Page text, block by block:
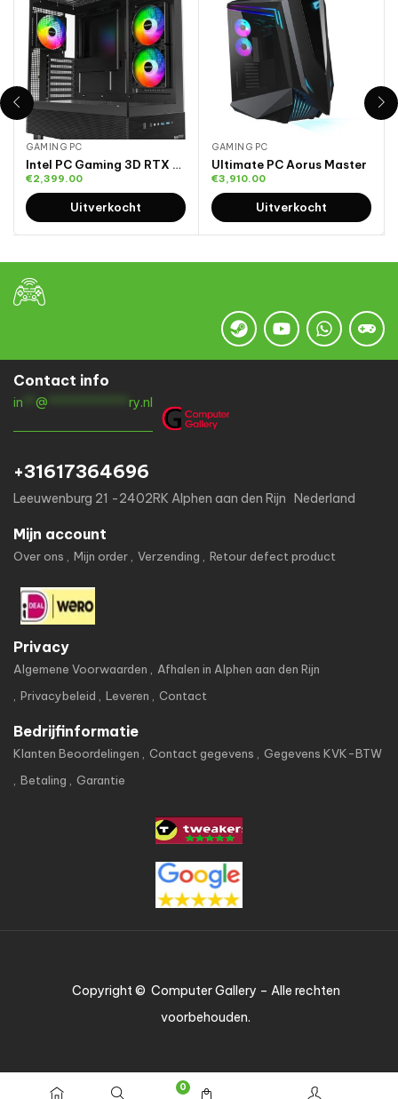
GAMING PC
Intel PC Gaming 3D RTX 5070 Ti
€2,399.00
Uitverkocht
GAMING PC
Ultimate PC Aorus Master
€3,910.00
Uitverkocht
Contact info
in @ ry.nl
+31617364696
Leeuwenburg 21 -2402RK Alphen aan den Rijn Nederland
Mijn account
Over ons Mijn order Verzending Retour defect product
Privacy
Algemene Voorwaarden
Afhalen in Alphen aan den Rijn
Privacybeleid
Leveren Contact
Bedrijfinformatie
Klanten Beoordelingen Contact gegevens
Gegevens KVK-BTW
Betaling
Garantie
Copyright © Computer Gallery – Alle rechten
voorbehouden.
0